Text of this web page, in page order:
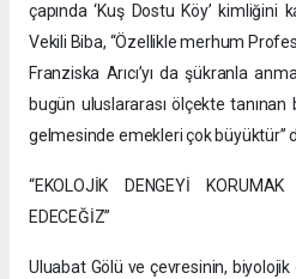
çapında ‘Kuş Dostu Köy’ kimliğini
Vekili Biba, “Özellikle merhum
Franziska Arıcı’yı da şükranla
bugün uluslararası ölçekte
gelmesinde emekleri çok büyüktür”
“EKOLOJİK DENGEYİ
EDECEĞİZ”
Uluabat Gölü ve çevresinin,